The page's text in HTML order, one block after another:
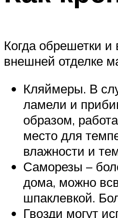
Когда обрешетки и
внешней отделке
Кляймеры. В
ламели и
образом,
место для
влажности и
Саморезы –
дома, можно
шпаклевкой.
Гвозди могут